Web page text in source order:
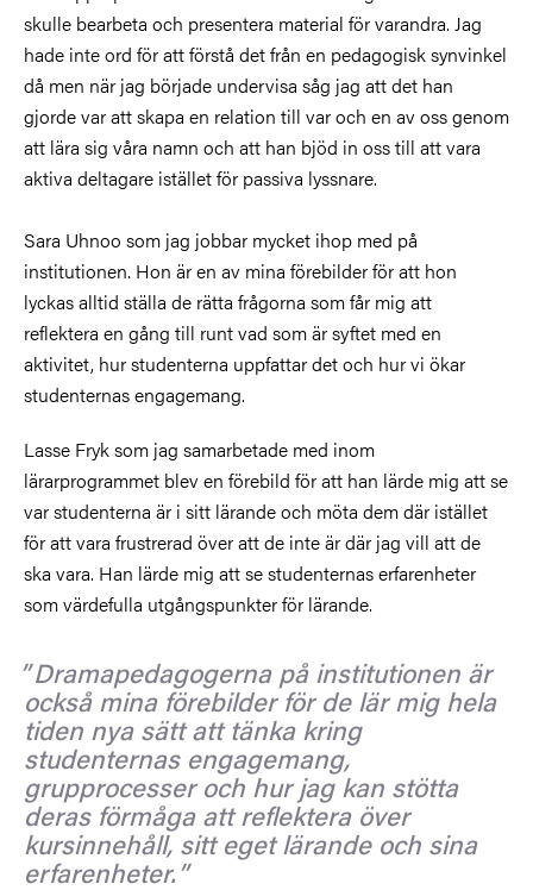
skulle bearbeta och presentera material för varandra. Jag
hade inte ord för att förstå det från en pedagogisk synvinkel
då men när jag började undervisa såg jag att det han
gjorde var att skapa en relation till var och en av oss genom
att lära sig våra namn och att han bjöd in oss till att vara
aktiva deltagare istället för passiva lyssnare.
Sara Uhnoo som jag jobbar mycket ihop med på
institutionen. Hon är en av mina förebilder för att hon
lyckas alltid ställa de rätta frågorna som får mig att
reflektera en gång till runt vad som är syftet med en
aktivitet, hur studenterna uppfattar det och hur vi ökar
studenternas engagemang.
Lasse Fryk som jag samarbetade med inom
lärarprogrammet blev en förebild för att han lärde mig att se
var studenterna är i sitt lärande och möta dem där istället
för att vara frustrerad över att de inte är där jag vill att de
ska vara. Han lärde mig att se studenternas erfarenheter
som värdefulla utgångspunkter för lärande.
Dramapedagogerna på institutionen är
också mina förebilder för de lär mig hela
tiden nya sätt att tänka kring
studenternas engagemang,
grupprocesser och hur jag kan stötta
deras förmåga att reflektera över
kursinnehåll, sitt eget lärande och sina
erfarenheter.